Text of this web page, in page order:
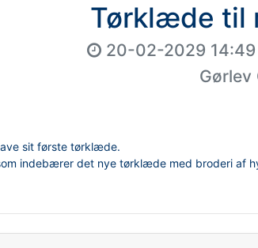
Tørklæde til
20-02-2029 14:49
Gørlev
sit første tørklæde.
indebærer det nye tørklæde med broderi af